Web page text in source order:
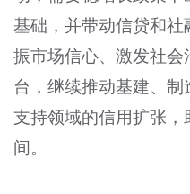
基础，并带动信贷和
振市场信心、激发社会
台，继续推动基建、
支持领域的信用扩张，
间。